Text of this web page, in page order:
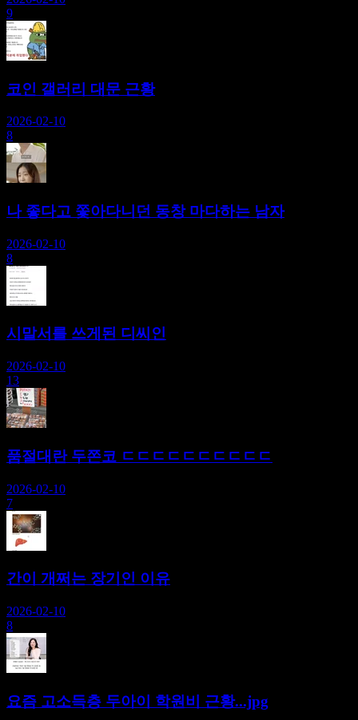
9
코인 갤러리 대문 근황
2026-02-10
8
나 좋다고 쫓아다니던 동창 마다하는 남자
2026-02-10
8
시말서를 쓰게된 디씨인
2026-02-10
13
품절대란 두쫀코 ㄷㄷㄷㄷㄷㄷㄷㄷㄷㄷ
2026-02-10
7
간이 개쩌는 장기인 이유
2026-02-10
8
요즘 고소득층 두아이 학원비 근황...jpg